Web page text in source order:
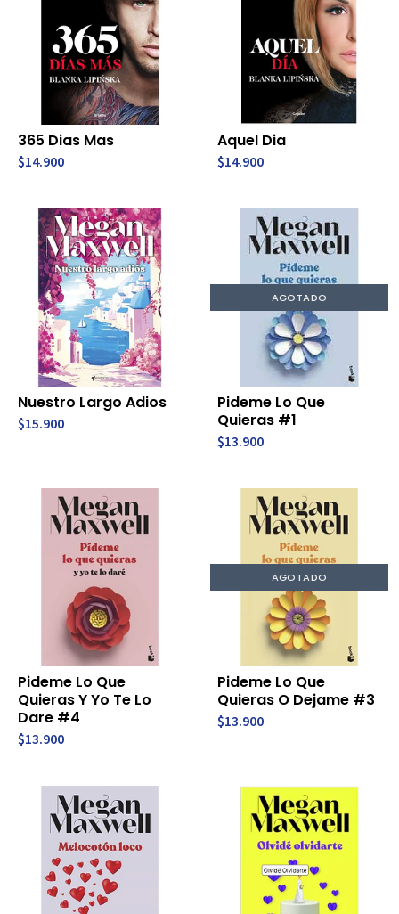
365 Dias Mas
$14.900
Aquel Dia
$14.900
Nuestro Largo Adios
$15.900
AGOTADO
Pideme Lo Que
Quieras #1
$13.900
Pideme Lo Que
Quieras Y Yo Te Lo
Dare #4
$13.900
AGOTADO
Pideme Lo Que
Quieras O Dejame #3
$13.900